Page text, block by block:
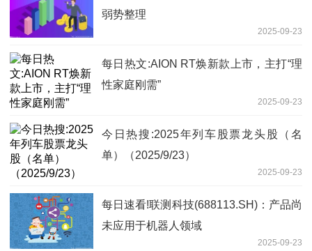
弱势整理
2025-09-23
每日热文:AION RT焕新款上市，主打“理
性家庭刚需”
2025-09-23
今日热搜:2025年列车股票龙头股（名
单）（2025/9/23）
2025-09-23
每日速看!联测科技(688113.SH)：产品尚
未应用于机器人领域
2025-09-23